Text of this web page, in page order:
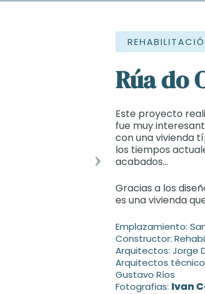
Rúa do
Este proyecto
fue muy
con una vivienda
los tiempos
acabados…
Gracias a los
es una vivienda
Emplazamiento:
Constructor:
Arquitectos: Jorge
Arquitectos
Gustavo Ríos
Fotografias: Ivan